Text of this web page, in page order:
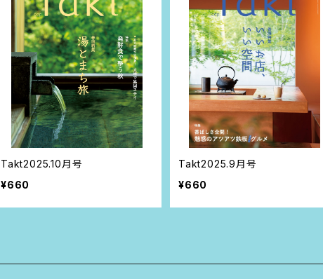
Takt2025.10月号
¥660
Takt2025.9月号
¥660